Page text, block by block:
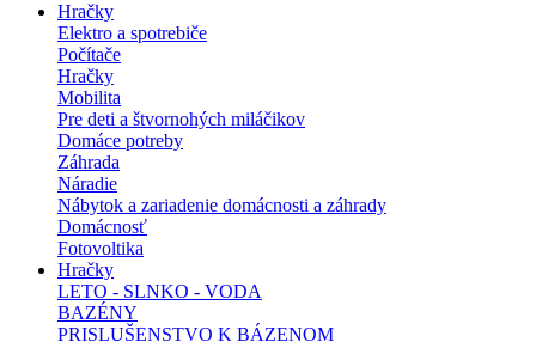
Hračky
Elektro a spotrebiče
Počítače
Hračky
Mobilita
Pre deti a štvornohých miláčikov
Domáce potreby
Záhrada
Náradie
Nábytok a zariadenie domácnosti a záhrady
Domácnosť
Fotovoltika
Hračky
LETO - SLNKO - VODA
BAZÉNY
PRISLUŠENSTVO K BÁZENOM